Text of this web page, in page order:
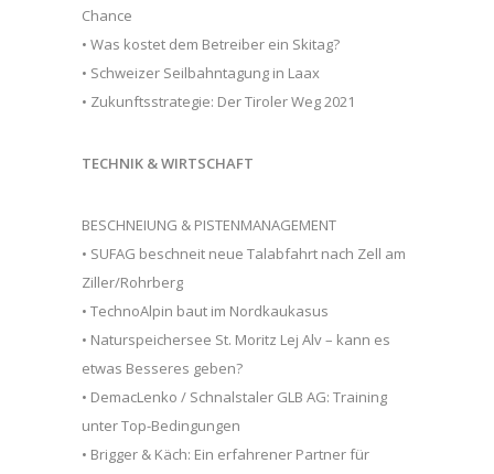
Chance
• Was kostet dem Betreiber ein Skitag?
• Schweizer Seilbahntagung in Laax
• Zukunftsstrategie: Der Tiroler Weg 2021
TECHNIK & WIRTSCHAFT
BESCHNEIUNG & PISTENMANAGEMENT
• SUFAG beschneit neue Talabfahrt nach Zell am
Ziller/Rohrberg
• TechnoAlpin baut im Nordkaukasus
• Naturspeichersee St. Moritz Lej Alv – kann es
etwas Besseres geben?
• DemacLenko / Schnalstaler GLB AG: Training
unter Top-Bedingungen
• Brigger & Käch: Ein erfahrener Partner für